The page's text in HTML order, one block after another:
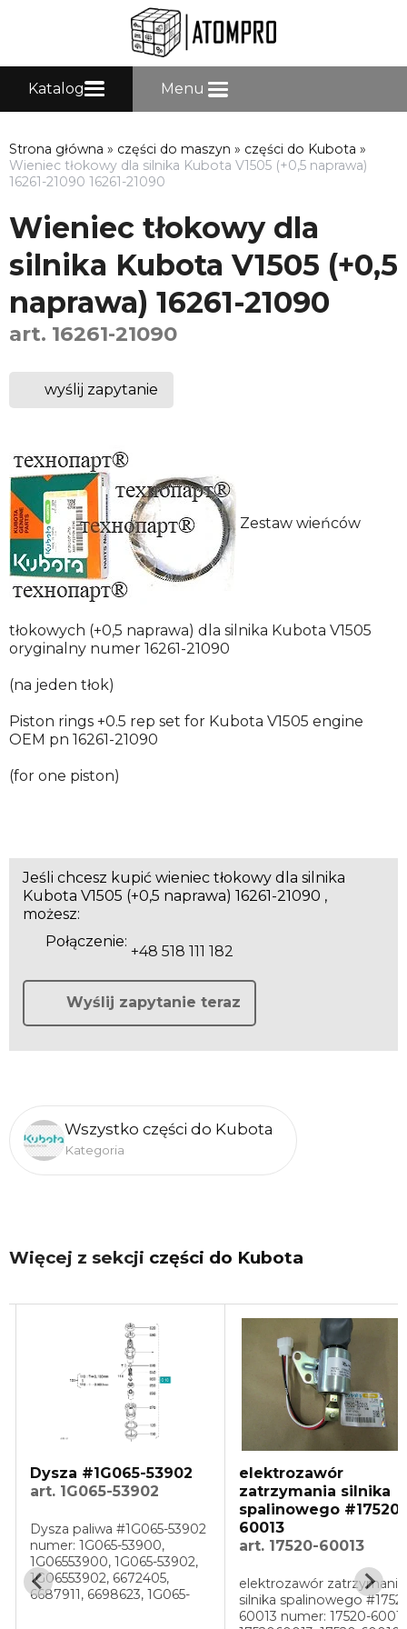
Katalog Menu
Strona główna » części do maszyn » części do Kubota »
Wieniec tłokowy dla silnika Kubota V1505 (+0,5 naprawa)
16261-21090 16261-21090
Wieniec tłokowy dla
silnika Kubota V1505 (+0,5
naprawa) 16261-21090
art. 16261-21090
wyślij zapytanie
Zestaw wieńców
tłokowych (+0,5 naprawa) dla silnika Kubota V1505
oryginalny numer 16261-21090
(na jeden tłok)
Piston rings +0.5 rep set for Kubota V1505 engine
OEM pn 16261-21090
(for one piston)
Jeśli chcesz kupić wieniec tłokowy dla silnika
Kubota V1505 (+0,5 naprawa) 16261-21090 ,
możesz:
Połączenie:
+48 518 111 182
Wyślij zapytanie teraz
Wszystko części do Kubota
Kategoria
Więcej z sekcji części do Kubota
53902
53902
#1G065-53902
53900,
1G065-53902,
6672405,
1G065-
elektrozawór
zatrzymania silnika
spalinowego #17520-
60013
art. 17520-60013
elektrozawór zatrzymania
silnika spalinowego #17520-
60013 numer: 17520-60013,
ГБЦ